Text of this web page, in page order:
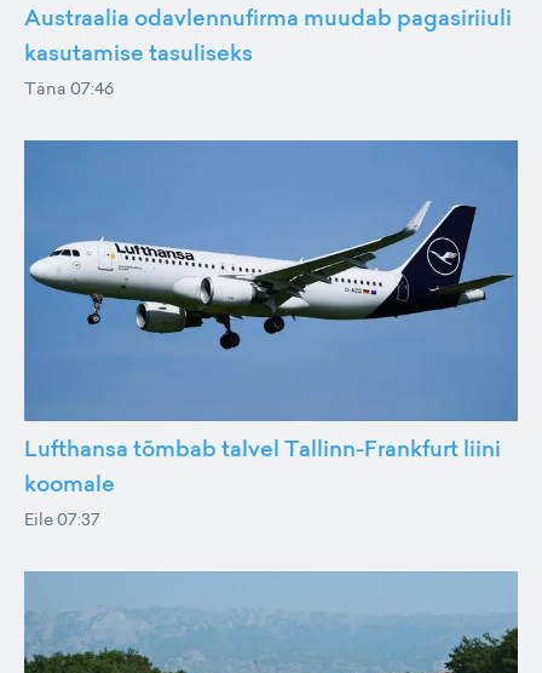
Austraalia odavlennufirma muudab pagasiriiuli
kasutamise tasuliseks
Täna 07:46
Lufthansa tõmbab talvel Tallinn-Frankfurt liini
koomale
Eile 07:37